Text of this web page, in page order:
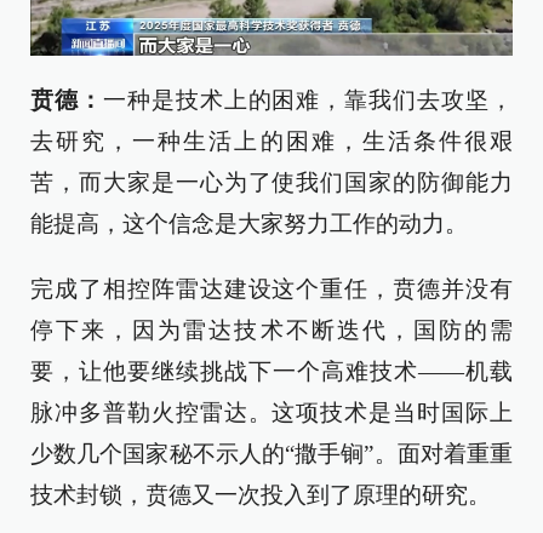
贲德： 一种是技术上的困难，靠我们去攻坚，
去研究，一种生活上的困难，生活条件很艰
苦，而大家是一心为了使我们国家的防御能力
能提高，这个信念是大家努力工作的动力。
完成了相控阵雷达建设这个重任，贲德并没有
停下来，因为雷达技术不断迭代，国防的需
要，让他要继续挑战下一个高难技术——机载
脉冲多普勒火控雷达。这项技术是当时国际上
少数几个国家秘不示人的“撒手锏”。面对着重重
技术封锁，贲德又一次投入到了原理的研究。